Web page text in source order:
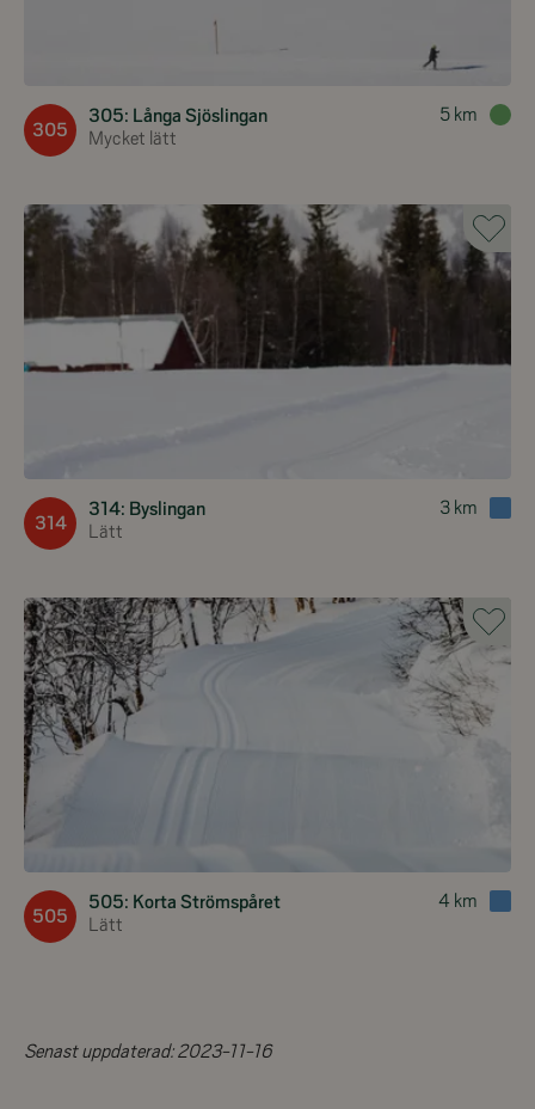
305
305: Långa Sjöslingan
Mycket lätt
5 km
314
314: Byslingan
Lätt
3 km
505
505: Korta Strömspåret
Lätt
4 km
Senast uppdaterad:2023-11-16